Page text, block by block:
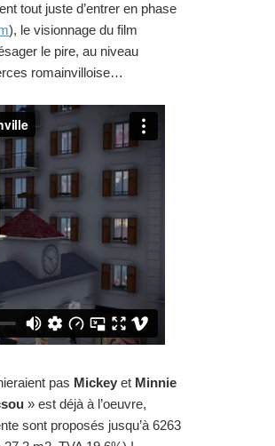
tout juste d’entrer en phase
), le visionnage du film
le pire, au niveau
romainvilloise…
pas Mickey et Minnie
» est déjà à l’oeuvre,
sont proposés jusqu’à 6263